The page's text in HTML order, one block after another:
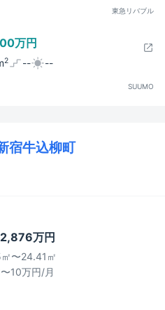
東急リバブル
万円
2 -- --
SUUMO
宿牛込柳町
万円
〜24.41㎡
10万円/月